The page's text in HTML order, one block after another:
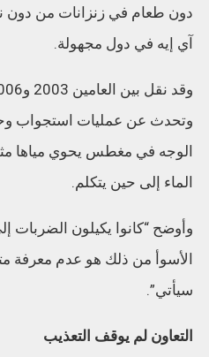
دون طعام في زنزانات من
آي إيه في دول مجهولة.
وتحدث عن عمليات استجواب
الوجه في مغطس يحوي مياها
الماء إلى حين يتكلم.
وأوضح “كانوا يكيلون الضربات
الأسوأ من ذلك هو عدم معرفة
سيأتي”.
التعاون لم يوقف التعذيب